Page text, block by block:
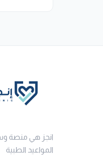
انجز هي منصة
المواعيد الطبية